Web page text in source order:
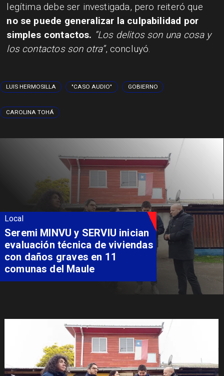
legítima debe ser investigada, pero reiteró que
no se puede generalizar la culpabilidad por
simples contactos. “Los delitos son una cosa y
los contactos son otra”, concluyó.
LUIS HERMOSILLA "CASO AUDIO" GOBIERNO
CAROLINA TOHÁ
Local
Fondo Orasmi entrega apoyo a
familia de Romeral para
costear alimentación
especializada de niño con
Síndrome de Intestino Corto